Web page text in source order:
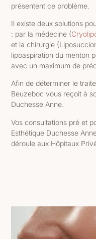
présentent ce problème.
Il existe deux solutions
: par la médecine (
et la chirurgie
lipoaspiration du menton
avec un maximum de
Afin de déterminer le
Beuzeboc vous reçoit à
Duchesse Anne.
Vos consultations pré et
Esthétique Duchesse
déroule aux Hôpitaux